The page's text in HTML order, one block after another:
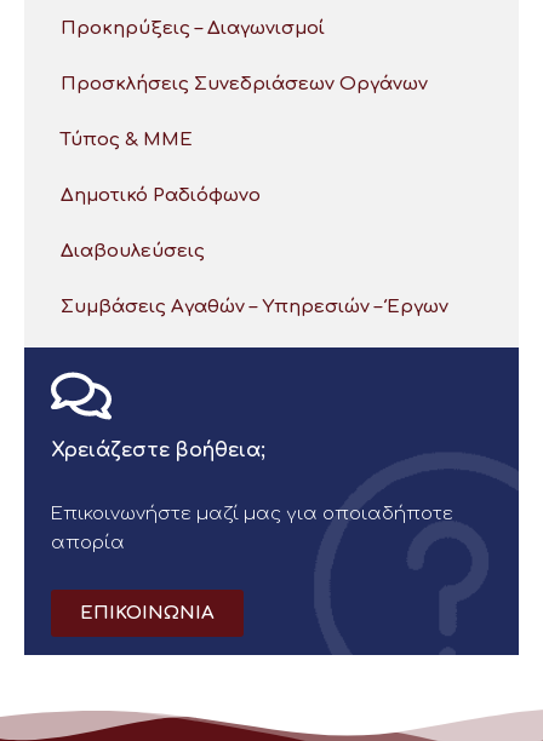
Προκηρύξεις – Διαγωνισμοί
Προσκλήσεις Συνεδριάσεων Οργάνων
Τύπος & ΜΜΕ
Δημοτικό Ραδιόφωνο
Διαβουλεύσεις
Συμβάσεις Αγαθών – Υπηρεσιών – Έργων
Χρειάζεστε βοήθεια;
Επικοινωνήστε μαζί μας για οποιαδήποτε
απορία
ΕΠΙΚΟΙΝΩΝΙΑ